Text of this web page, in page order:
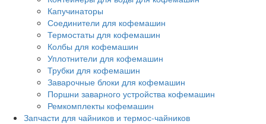
Капучинаторы
Соединители для кофемашин
Термостаты для кофемашин
Колбы для кофемашин
Уплотнители для кофемашин
Трубки для кофемашин
Заварочные блоки для кофемашин
Поршни заварного устройства кофемашин
Ремкомплекты кофемашин
Запчасти для чайников и термос-чайников